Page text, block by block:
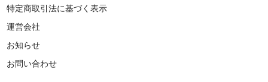
特定商取引法に基づく表示
運営会社
お知らせ
お問い合わせ